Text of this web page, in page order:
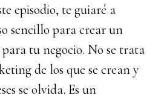
episodio, te guiaré a
sencillo para crear un
tu negocio. No se trata
de los que se crean y
se olvida. Es un